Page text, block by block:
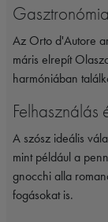
Az Orto d'Autore
máris elrepít
harmóniában
Felhasználás
A szósz ideális
mint például a
gnocchi alla
fogásokat is.